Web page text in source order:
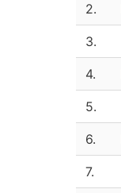
2.
3.
4.
5.
6.
7.